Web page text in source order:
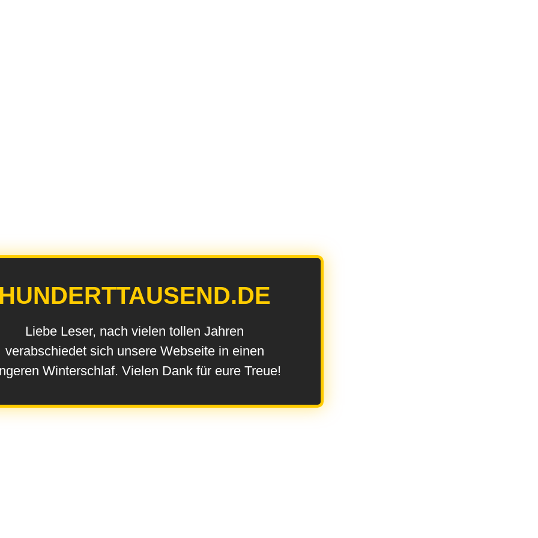
Liebe Leser, nach vielen tollen Jahren
verabschiedet sich unsere Webseite in einen
Winterschlaf. Vielen Dank für eure Treue!